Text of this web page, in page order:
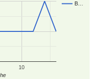
B…
10